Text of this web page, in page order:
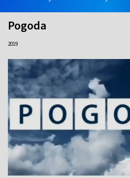
Pogoda
2019